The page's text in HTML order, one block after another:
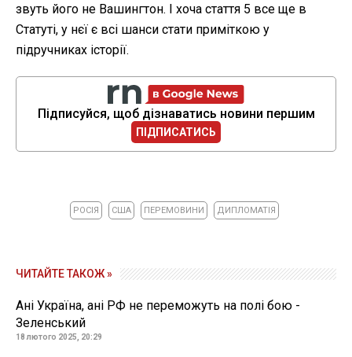
звуть його не Вашингтон. І хоча стаття 5 все ще в
Статуті, у нєї є всі шанси стати приміткою у
підручниках історії.
Підписуйся, щоб дізнаватись новини першим
ПІДПИСАТИСЬ
РОСІЯ США ПЕРЕМОВИНИ ДИПЛОМАТІЯ
ЧИТАЙТЕ ТАКОЖ »
Ані Україна, ані РФ не переможуть на полі бою -
Зеленський
18 лютого 2025, 20:29